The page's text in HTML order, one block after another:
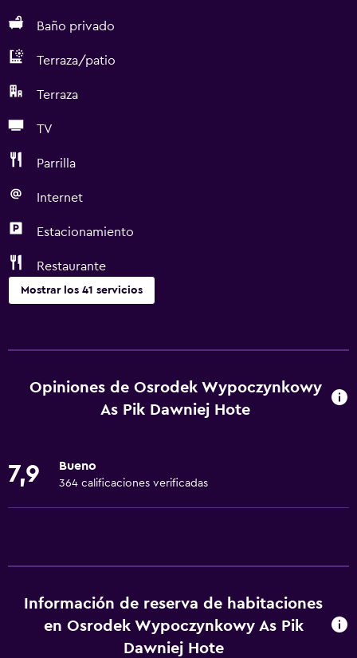
Baño privado
Terraza/patio
Terraza
TV
Parrilla
Internet
Estacionamiento
Restaurante
Mostrar los 41 servicios
Wifi gratis
Wifi disponible en todas las instalaciones
Toallas
Calefacción
Terraza
Terraza/patio
Opiniones de Osrodek Wypoczynkowy
As Pik Dawniej Hote
7,9 Bueno
364 calificaciones verificadas
Información de reserva de habitaciones
en Osrodek Wypoczynkowy As Pik
Dawniej Hote